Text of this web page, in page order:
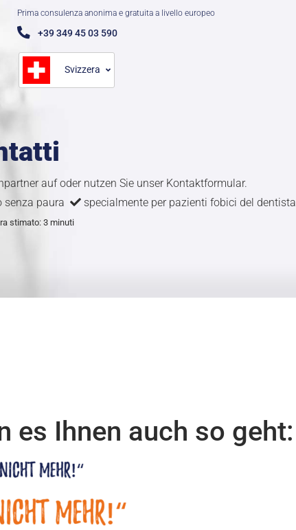
Prima consulenza anonima e gratuita a livello europeo
+39 349 45 03 590
Svizzera
auf oder nutzen Sie unser Kontaktformular.
senza paura specialmente per pazienti fobici del dentista
stimato: 3 minuti
es Ihnen auch so geht: